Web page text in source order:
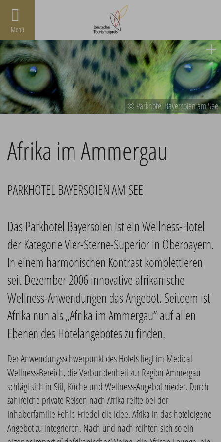
Menü
© Parkhotel Bayersoien am See
Afrika im Ammergau
PARKHOTEL BAYERSOIEN AM SEE
Das Parkhotel Bayersoien ist ein Wellness-Hotel
der Kategorie Vier-Sterne-Superior in Oberbayern.
In einem harmonischen Kontrast komplettieren
seit Dezember 2006 innovative afrikanische
Wellness-Anwendungen das Angebot. Seitdem ist
Afrika nun als „Afrika im Ammergau“ auf allen
Ebenen des Hotelangebotes zu finden.
Der Anwendungsschwerpunkt des Hotels liegt im Medical
Wellness-Bereich, die Verbundenheit zur Region Ammergau
schlägt sich in Stil, Küche und Wellness-Angebot nieder. Durch
zahlreiche private Reisen nach Afrika reifte bei der
Inhaberfamilie Fehle-Friedel die Idee, Afrika in das hoteleigene
Angebot zu integrieren. Nach und nach reihten sich so ein